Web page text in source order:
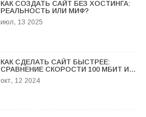
КАК СОЗДАТЬ САЙТ БЕЗ ХОСТИНГА:
РЕАЛЬНОСТЬ ИЛИ МИФ?
июл, 13 2025
КАК СДЕЛАТЬ САЙТ БЫСТРЕЕ:
СРАВНЕНИЕ СКОРОСТИ 100 МБИТ И
500 МБИТ
окт, 12 2024